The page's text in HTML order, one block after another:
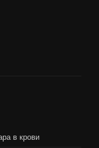
в крови